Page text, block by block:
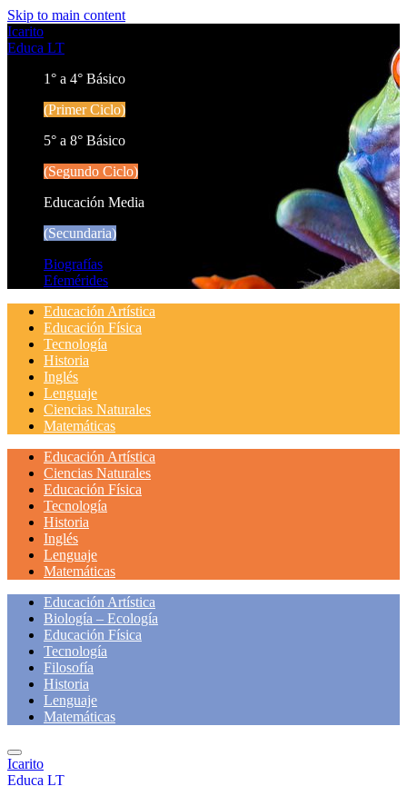
Skip to main content
Icarito
Educa LT
1° a 4° Básico
(Primer Ciclo)
5° a 8° Básico
(Segundo Ciclo)
Educación Media
(Secundaria)
Biografías
Efemérides
Educación Artística
Educación Física
Tecnología
Historia
Inglés
Lenguaje
Ciencias Naturales
Matemáticas
Educación Artística
Ciencias Naturales
Educación Física
Tecnología
Historia
Inglés
Lenguaje
Matemáticas
Educación Artística
Biología – Ecología
Educación Física
Tecnología
Filosofía
Historia
Lenguaje
Matemáticas
Icarito
Educa LT